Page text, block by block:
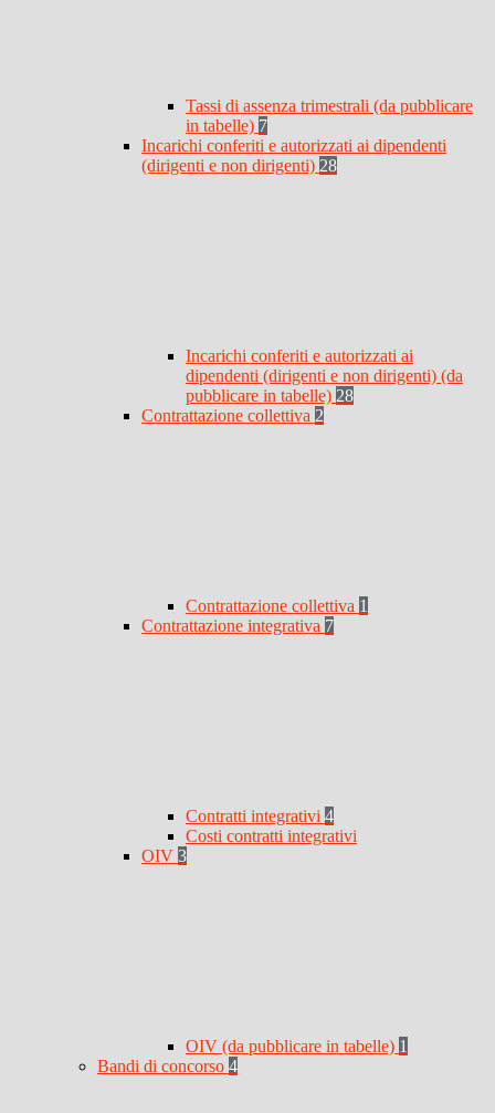
Tassi di assenza trimestrali (da pubblicare
in tabelle) 7
Incarichi conferiti e autorizzati ai dipendenti
(dirigenti e non dirigenti) 28
Incarichi conferiti e autorizzati ai
dipendenti (dirigenti e non dirigenti) (da
pubblicare in tabelle) 28
Contrattazione collettiva 2
Contrattazione collettiva 1
Contrattazione integrativa 7
Contratti integrativi 4
Costi contratti integrativi
OIV 3
OIV (da pubblicare in tabelle) 1
Bandi di concorso 4